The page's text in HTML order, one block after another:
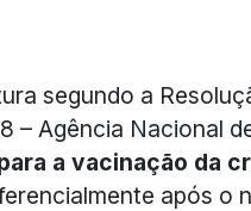
segundo a
– Agência Nacional
a vacinação da
após o